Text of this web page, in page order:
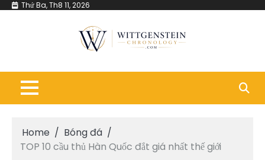
Skip Thứ Ba, Th8 11, 2026
Home
Bóng đá
TOP 10 cầu thủ Hàn Quốc đắt giá nhất thế giới